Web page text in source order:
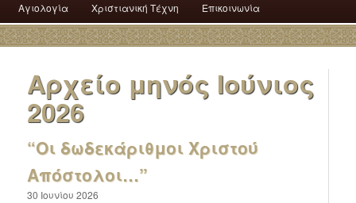
Αγιολογία Χριστιανική Τέχνη Επικοινωνία
Αρχείο μηνός Ιούνιος
2026
“Οι δωδεκάριθμοι Χριστού
Απόστολοι…”
30 Ιουνίου 2026